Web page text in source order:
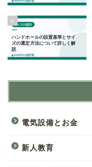
6
電気設備とお金
新人教育